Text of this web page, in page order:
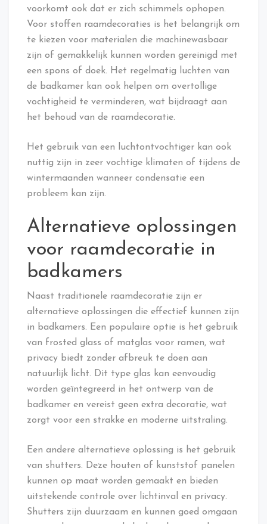
voorkomt ook dat er zich schimmels ophopen.
Voor stoffen raamdecoraties is het belangrijk om
te kiezen voor materialen die machinewasbaar
zijn of gemakkelijk kunnen worden gereinigd met
een spons of doek. Het regelmatig luchten van
de badkamer kan ook helpen om overtollige
vochtigheid te verminderen, wat bijdraagt aan
het behoud van de raamdecoratie.
Het gebruik van een luchtontvochtiger kan ook
nuttig zijn in zeer vochtige klimaten of tijdens de
wintermaanden wanneer condensatie een
probleem kan zijn.
Alternatieve oplossingen
voor raamdecoratie in
badkamers
Naast traditionele raamdecoratie zijn er
alternatieve oplossingen die effectief kunnen zijn
in badkamers. Een populaire optie is het gebruik
van frosted glass of matglas voor ramen, wat
privacy biedt zonder afbreuk te doen aan
natuurlijk licht. Dit type glas kan eenvoudig
worden geïntegreerd in het ontwerp van de
badkamer en vereist geen extra decoratie, wat
zorgt voor een strakke en moderne uitstraling.
Een andere alternatieve oplossing is het gebruik
van shutters. Deze houten of kunststof panelen
kunnen op maat worden gemaakt en bieden
uitstekende controle over lichtinval en privacy.
Shutters zijn duurzaam en kunnen goed omgaan